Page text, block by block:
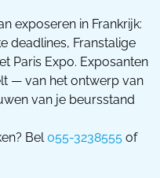
exposeren in Frankrijk:
deadlines, Franstalige
Paris Expo. Exposanten
— van het ontwerp van
van je beursstand
Bel 055-3238555 of